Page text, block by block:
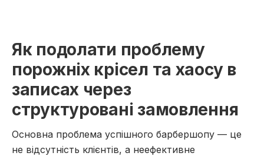
Як подолати проблему
порожніх крісел та хаосу в
записах через
структуровані замовлення
Основна проблема успішного барбершопу — це
не відсутність клієнтів, а неефективне